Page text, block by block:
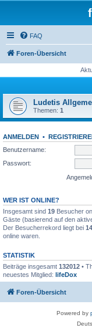
FAQ
Foren-Übersicht
Ludetis
Themen: 1
ANMELDEN •
Benutzername:
Passwort:
WER IST ONLINE?
Insgesamt sind 19 Besucher
Gäste (basierend auf den
Der Besucherrekord liegt bei
online waren.
STATISTIK
Beiträge insgesamt 132012 •
neuestes Mitglied: lifeDox
Foren-Übersicht
Powered by